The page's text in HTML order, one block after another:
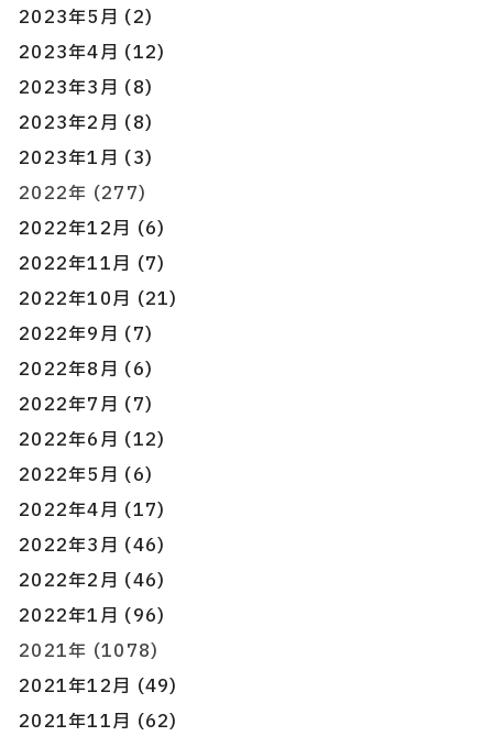
2023年5月 (2)
2023年4月 (12)
2023年3月 (8)
2023年2月 (8)
2023年1月 (3)
2022年 (277)
2022年12月 (6)
2022年11月 (7)
2022年10月 (21)
2022年9月 (7)
2022年8月 (6)
2022年7月 (7)
2022年6月 (12)
2022年5月 (6)
2022年4月 (17)
2022年3月 (46)
2022年2月 (46)
2022年1月 (96)
2021年 (1078)
2021年12月 (49)
2021年11月 (62)